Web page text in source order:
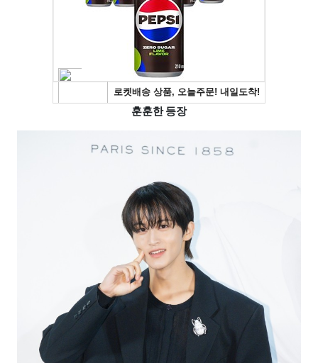
훈훈한 등장